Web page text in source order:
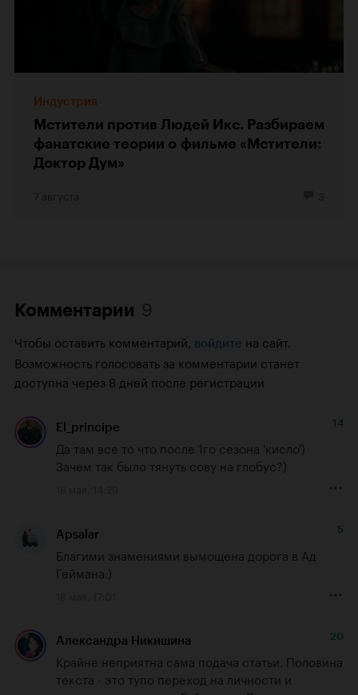
Индустрия
Мстители против Людей Икс. Разбираем
фанатские теории о фильме «Мстители:
Доктор Дум»
Комментарии
Чтобы оставить комментарий, войдите на сайт.
Возможность голосовать за комментарии станет
доступна через 8 дней после регистрации
El_principe 14
Да там все то что после 1го сезона 'кисло')
Зачем так было тянуть сову на глобус?)
Apsalar 5
Благими знамениями вымощена дорога в Ад
Геймана.)
Александра Никишина 20
Крайне неприятна сама подача статьи. Половина
текста - это тупо переход на личности и